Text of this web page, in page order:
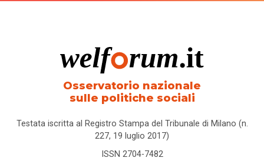
Osservatorio nazionale
sulle politiche sociali
Testata iscritta al Registro Stampa del Tribunale di Milano (n.
227, 19 luglio 2017)
ISSN 2704-7482